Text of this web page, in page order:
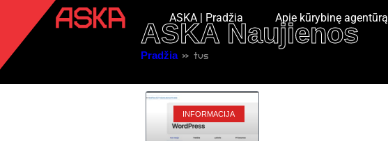
ASKA | Pradžia Apie kūrybinę agentūrą
ASKA Naujienos
Pradžia» tvs
INFORMACIJA